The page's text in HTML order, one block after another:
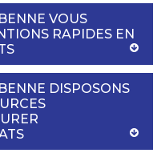
VOUS
RAPIDES EN
DISPOSONS